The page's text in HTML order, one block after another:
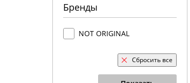
Бренды
NOT ORIGINAL
Сбросить все